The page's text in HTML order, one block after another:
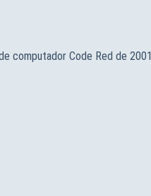
computador Code Red de 2001